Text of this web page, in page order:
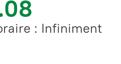
: Infiniment